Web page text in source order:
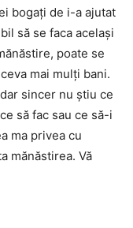
bogaţi de i-a ajutat
să se faca acelaşi
poate se
mai mulţi bani.
sincer nu ştiu ce
să fac sau ce să-i
ma privea cu
mănăstirea. Vă